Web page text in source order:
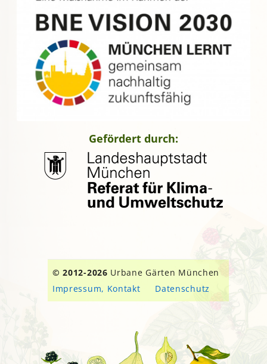
Gefördert durch:
© 2012-2026 Urbane Gärten München
Impressum, Kontakt
Datenschutz